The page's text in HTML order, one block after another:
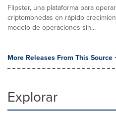
Flipster, una plataforma para
criptomonedas en rápido
modelo de operaciones sin...
More Releases From This Source
Explorar